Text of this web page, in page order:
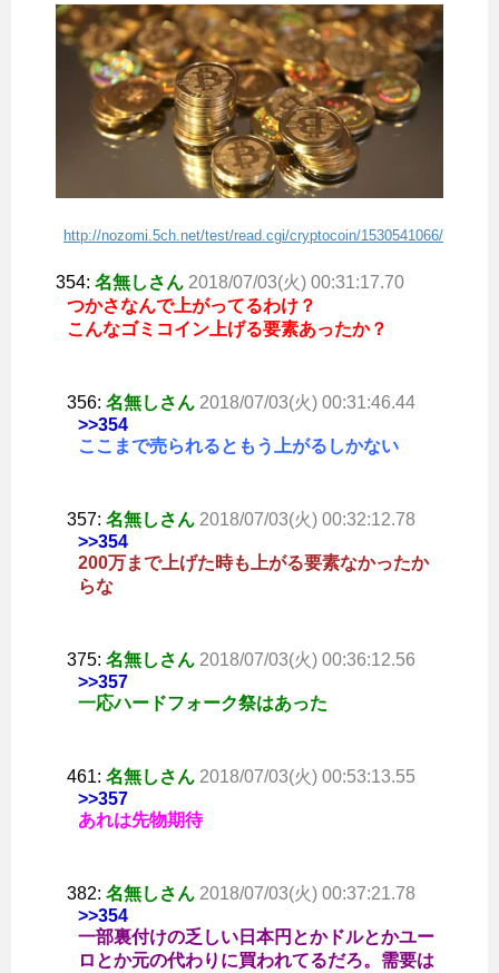
http://nozomi.5ch.net/test/read.cgi/cryptocoin/1530541066/
354: 名無しさん 2018/07/03(火) 00:31:17.70
つかさなんで上がってるわけ？
こんなゴミコイン上げる要素あったか？
356: 名無しさん 2018/07/03(火) 00:31:46.44
>>354
ここまで売られるともう上がるしかない
357: 名無しさん 2018/07/03(火) 00:32:12.78
>>354
200万まで上げた時も上がる要素なかったか
らな
375: 名無しさん 2018/07/03(火) 00:36:12.56
>>357
一応ハードフォーク祭はあった
461: 名無しさん 2018/07/03(火) 00:53:13.55
>>357
あれは先物期待
382: 名無しさん 2018/07/03(火) 00:37:21.78
>>354
一部裏付けの乏しい日本円とかドルとかユー
ロとか元の代わりに買われてるだろ。需要は